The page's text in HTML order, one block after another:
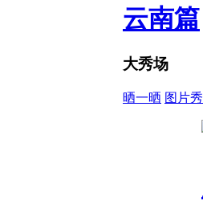
云南篇
大秀场
晒一晒 图片秀